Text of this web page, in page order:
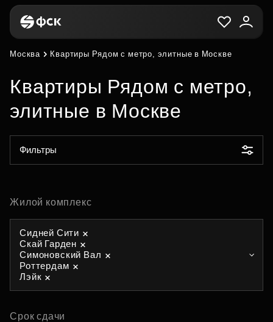
Москва Квартиры Рядом с метро, элитные в Москве
Квартиры Рядом с метро,
элитные в Москве
Фильтры
Жилой комплекс
Сидней Сити
Скай Гарден
Симоновский Вал
Роттердам
Лэйк
Срок сдачи